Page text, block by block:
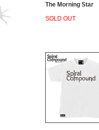
The Morning Star
SOLD OUT